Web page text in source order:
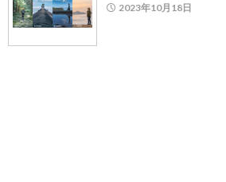
2023年10月18日